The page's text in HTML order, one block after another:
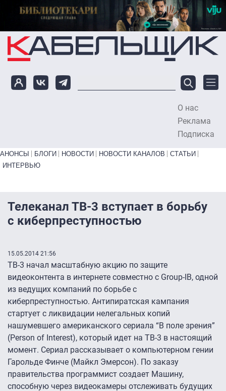
Перейти к основному содержанию
О нас
Реклама
Подписка
Primary links bottom
АНОНСЫ БЛОГИ НОВОСТИ НОВОСТИ КАНАЛОВ
СТАТЬИ
ИНТЕРВЬЮ
Телеканал ТВ-3 вступает в борьбу
с киберпреступностью
15.05.2014 21:56
ТВ-3 начал масштабную акцию по защите
видеоконтента в интернете совместно с Group-IB, одной
из ведущих компаний по борьбе с
киберпреступностью. Антипиратская кампания
стартует с ликвидации нелегальных копий
нашумевшего американского сериала “В поле зрения”
(Person of Interest), который идет на ТВ-3 в настоящий
момент. Сериал рассказывает о компьютерном гении
Гарольде Финче (Майкл Эмерсон). По заказу
правительства программист создает Машину,
способную через видеокамеры отслеживать будущих